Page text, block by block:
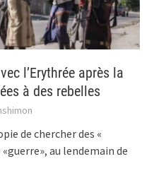
l’Erythrée après la
à des rebelles
de chercher des «
au lendemain de